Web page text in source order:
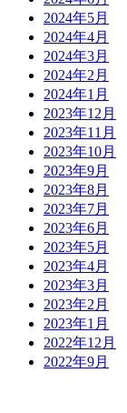
2024年5月
2024年4月
2024年3月
2024年2月
2024年1月
2023年12月
2023年11月
2023年10月
2023年9月
2023年8月
2023年7月
2023年6月
2023年5月
2023年4月
2023年3月
2023年2月
2023年1月
2022年12月
2022年9月